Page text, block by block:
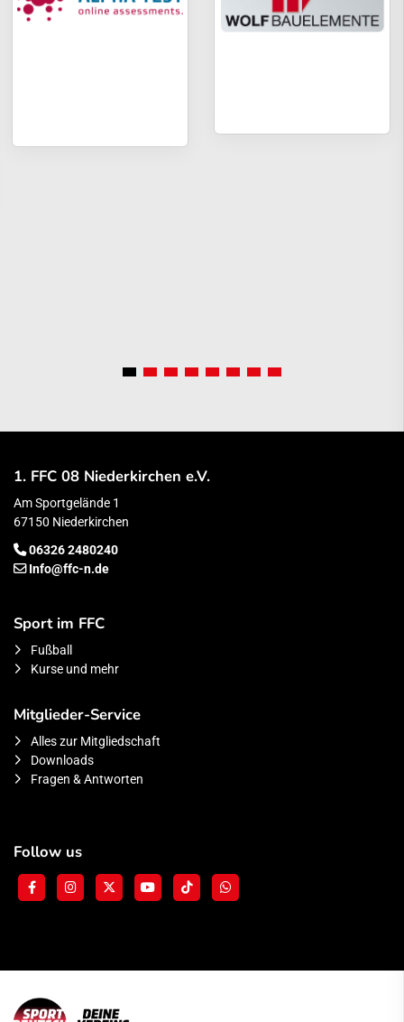
1. FFC 08 Niederkirchen e.V.
Am Sportgelände 1
67150 Niederkirchen
06326 2480240
Info@ffc-n.de
Sport im FFC
Fußball
Kurse und mehr
Mitglieder-Service
Alles zur Mitgliedschaft
Downloads
Fragen & Antworten
Follow us